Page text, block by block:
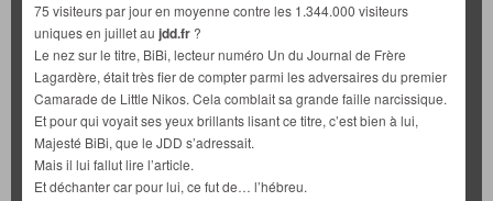
75 visiteurs par jour en moyenne contre les 1.344.000 visiteurs
uniques en juillet au jdd.fr ?
Le nez sur le titre, BiBi, lecteur numéro Un du Journal de Frère
Lagardère, était très fier de compter parmi les adversaires du premier
Camarade de Little Nikos. Cela comblait sa grande faille narcissique.
Et pour qui voyait ses yeux brillants lisant ce titre, c’est bien à lui,
Majesté BiBi, que le JDD s’adressait.
Mais il lui fallut lire l’article.
Et déchanter car pour lui, ce fut de… l’hébreu.